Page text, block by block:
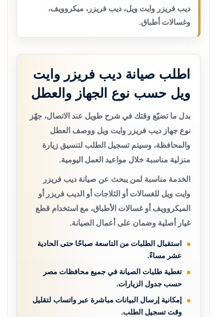
ديب فريزر وايت ويل، ديب فريزر، ميكروويف،
وغسالات أطباق.
اطلب صيانة ديب فريزر وايت
ويل حسب نوع الجهاز والعطل
بدل ما تضيّع وقتك في شرح طويل عند الاتصال، جهّز
نوع جهاز ديب فريزر وايت ويل ووصف العطل
والمحافظة، وسيتم تسجيل الطلب لتنسيق زيارة
منزلية مناسبة خلال مواعيد العمل اليومية.
الخدمة مناسبة لمن يبحث عن صيانة ديب فريزر
وايت ويل للغسالات أو الثلاجات أو الديب فريزر أو
الميكروويف أو غسالات الأطباق، مع استخدام قطع
غيار أصلية وضمان على أعمال الصيانة.
استقبال الطلبات من التاسعة صباحًا حتى الحادية
عشر مساءً.
تغطية طلبات الصيانة في جميع محافظات مصر
حسب جدول الزيارات.
إمكانية إرسال البيانات مباشرة عبر واتساب لتقليل
وقت تسجيل الطلب.